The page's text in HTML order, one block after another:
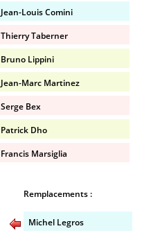
Jean-Louis Comini
Thierry Taberner
Bruno Lippini
Jean-Marc Martinez
Serge Bex
Patrick Dho
Francis Marsiglia
Remplacements :
Michel Legros